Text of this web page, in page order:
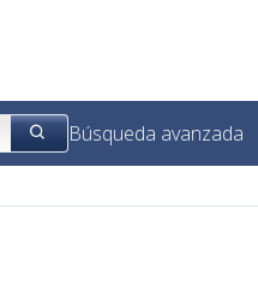
Búsqueda avanzada